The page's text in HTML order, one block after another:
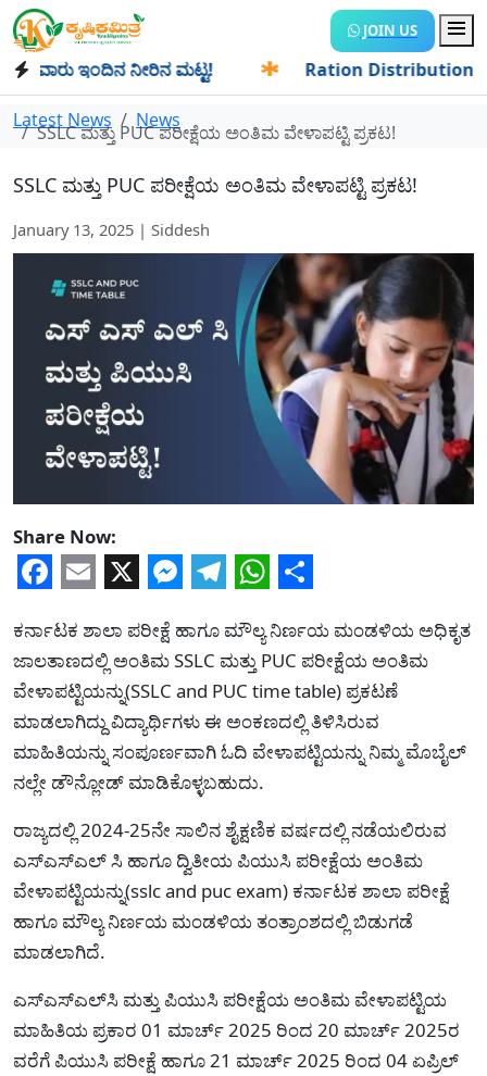
JOIN US
ಇಂದಿನ ನೀರಿನ ಮಟ್ಟ! ✱ Ration Distribution-
Latest News News
SSLC ಮತ್ತು PUC ಪರೀಕ್ಷೆಯ ಅಂತಿಮ ವೇಳಾಪಟ್ಟಿ ಪ್ರಕಟ!
SSLC ಮತ್ತು PUC ಪರೀಕ್ಷೆಯ ಅಂತಿಮ ವೇಳಾಪಟ್ಟಿ ಪ್ರಕಟ!
January 13, 2025 | Siddesh
Share Now:
Facebook
Email
X Messenger
Telegram
WhatsApp
Share
ಕರ್ನಾಟಕ ಶಾಲಾ ಪರೀಕ್ಷೆ ಹಾಗೂ ಮೌಲ್ಯ ನಿರ್ಣಯ ಮಂಡಳಿಯ ಅಧಿಕೃತ
ಜಾಲತಾಣದಲ್ಲಿ ಅಂತಿಮ SSLC ಮತ್ತು PUC ಪರೀಕ್ಷೆಯ ಅಂತಿಮ
ವೇಳಾಪಟ್ಟಿಯನ್ನು(SSLC and PUC time table) ಪ್ರಕಟಣೆ
ಮಾಡಲಾಗಿದ್ದು ವಿದ್ಯಾರ್ಥಿಗಳು ಈ ಅಂಕಣದಲ್ಲಿ ತಿಳಿಸಿರುವ
ಮಾಹಿತಿಯನ್ನು ಸಂಪೂರ್ಣವಾಗಿ ಓದಿ ವೇಳಾಪಟ್ಟಿಯನ್ನು ನಿಮ್ಮ ಮೊಬೈಲ್
ನಲ್ಲೇ ಡೌನ್ಲೋಡ್ ಮಾಡಿಕೊಳ್ಳಬಹುದು.
ರಾಜ್ಯದಲ್ಲಿ 2024-25ನೇ ಸಾಲಿನ ಶೈಕ್ಷಣಿಕ ವರ್ಷದಲ್ಲಿ ನಡೆಯಲಿರುವ
ಎಸ್‌ಎಸ್‌ಎಲ್ ಸಿ ಹಾಗೂ ದ್ವಿತೀಯ ಪಿಯುಸಿ ಪರೀಕ್ಷೆಯ ಅಂತಿಮ
ವೇಳಾಪಟ್ಟಿಯನ್ನು(sslc and puc exam) ಕರ್ನಾಟಕ ಶಾಲಾ ಪರೀಕ್ಷೆ
ಹಾಗೂ ಮೌಲ್ಯ ನಿರ್ಣಯ ಮಂಡಳಿಯ ತಂತ್ರಾಂಶದಲ್ಲಿ ಬಿಡುಗಡೆ
ಮಾಡಲಾಗಿದೆ.
ಎಸ್‌ಎಸ್‌ಎಲ್‌ಸಿ ಮತ್ತು ಪಿಯುಸಿ ಪರೀಕ್ಷೆಯ ಅಂತಿಮ ವೇಳಾಪಟ್ಟಿಯ
ಮಾಹಿತಿಯ ಪ್ರಕಾರ 01 ಮಾರ್ಚ್‌ 2025 ರಿಂದ 20 ಮಾರ್ಚ್‌ 2025ರ
ವರೆಗೆ ಪಿಯುಸಿ ಪರೀಕ್ಷೆ ಹಾಗೂ 21 ಮಾರ್ಚ್‌ 2025 ರಿಂದ 04 ಏಪ್ರಿಲ್‌